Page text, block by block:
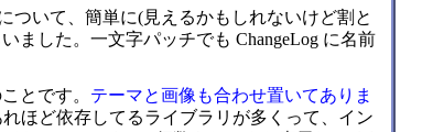
ついて、簡単に(見えるかもしれないけど割と
ました。一文字パッチでも ChangeLog に名前
とです。 テーマと画像も合わせ置いてありま
れほど依存してるライブラリが多くって、イン